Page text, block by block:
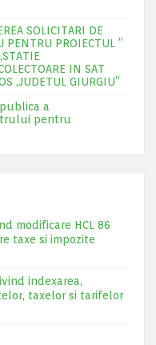
SOLICITARI DE
PENTRU PROIECTUL ”
IN SAT
,JUDETUL GIURGIU”
a
pentru
modificare HCL 86
taxe si impozite
indexarea,
taxelor si tarifelor